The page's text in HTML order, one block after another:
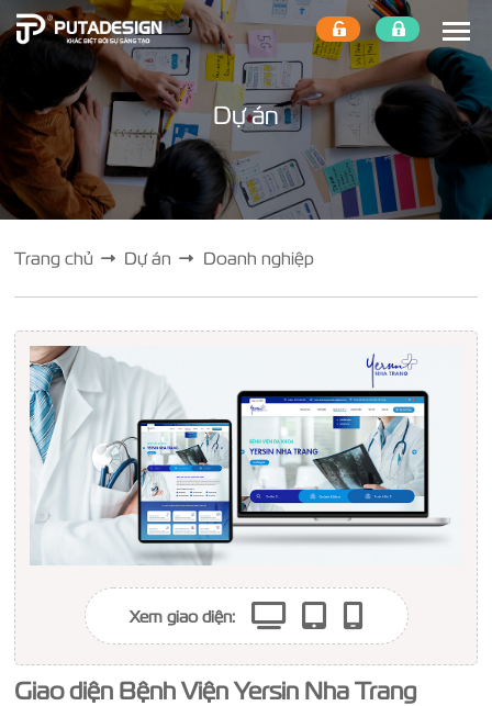
Dự án
Trang chủ Dự án Doanh nghiệp
Xem giao diện:
Giao diện Bệnh Viện Yersin Nha Trang